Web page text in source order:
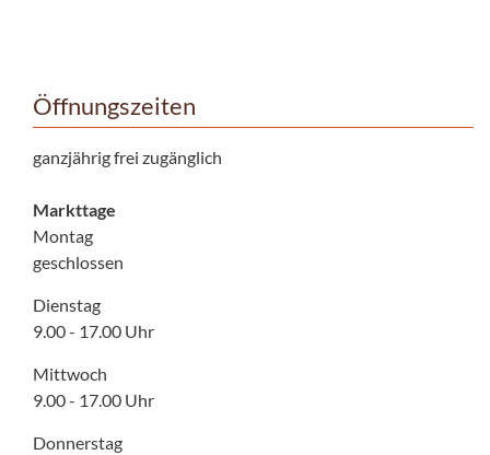
Öffnungszeiten
ganzjährig frei zugänglich
Markttage
Montag
geschlossen
Dienstag
9.00 - 17.00 Uhr
Mittwoch
9.00 - 17.00 Uhr
Donnerstag